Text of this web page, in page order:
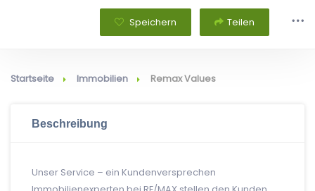
Speichern Teilen
Startseite Immobilien Remax Values
Beschreibung
Unser Service – ein Kundenversprechen